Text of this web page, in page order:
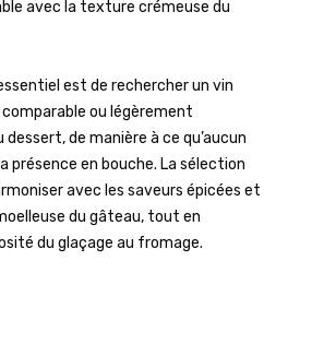
avec la texture crémeuse du
est de rechercher un vin
ou légèrement
dessert, de manière à ce qu’aucun
présence en bouche. La sélection
avec les saveurs épicées et
du gâteau, tout en
du glaçage au fromage.